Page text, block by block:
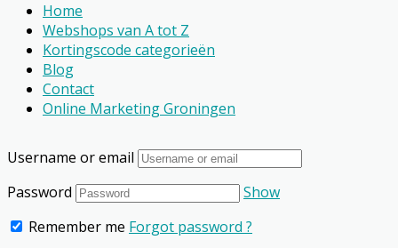
Home
Webshops van A tot Z
Kortingscode categorieën
Blog
Contact
Online Marketing Groningen
Username or email
Password
Show
Remember me Forgot password ?